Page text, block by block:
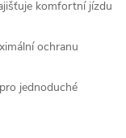
komfortní jízdu
ochranu
pro jednoduché